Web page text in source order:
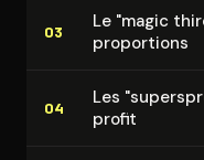
03
Le "magic
proportions
04
Les
profit